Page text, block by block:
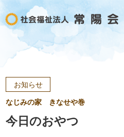
お知らせ
なじみの家 きなせや巻
今日のおやつ